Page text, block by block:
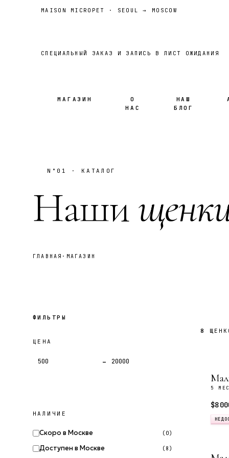
MAISON MICROPET · SEOUL → MOSCOW
СПЕЦИАЛЬНЫЙ ЗАКАЗ И ЗАПИСЬ В ЛИСТ ОЖИДАНИЯ
МАГАЗИН
О
НАС
НАШ
БЛОГ
N°01 · КАТАЛОГ
Наши
ГЛАВНАЯ · МАГАЗИН
ФИЛЬТРЫ
ЦЕНА
–
НАЛИЧИЕ
Скоро в Москве (0)
Доступен в Москве (8)
8
5
$8